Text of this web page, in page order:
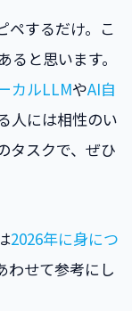
ペするだけ。こ
と思います。
カルLLMやAI自
人には相性のい
タスクで、ぜひ
2026年に身につ
わせて参考にし